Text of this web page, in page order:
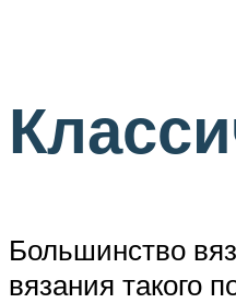
Большинство
вязания такого